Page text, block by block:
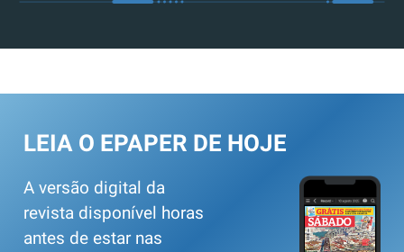
LEIA O EPAPER DE HOJE
A versão digital da
revista disponível horas
antes de estar nas